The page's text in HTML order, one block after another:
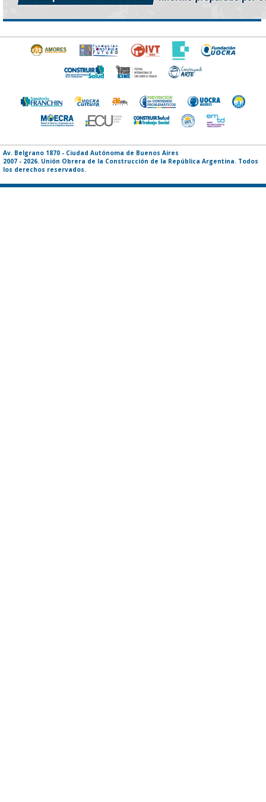
Av. Belgrano 1870 - Ciudad Autónoma de Buenos Aires
2007 - 2026. Unión Obrera de la Construcción de la República Argentina. Todos
los derechos reservados.